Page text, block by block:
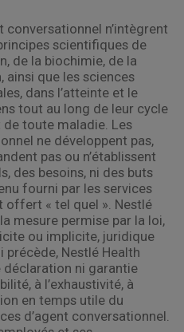
conversationnel n’intègrent
scientifiques de
de la biochimie, de la
ainsi que les sciences
dans l’atteinte et le
tout au long de leur cycle
toute maladie. Les
ne développent pas,
pas ou n’établissent
des besoins, ni des buts
fourni par les services
offert « tel quel ». Nestlé
mesure permise par la loi,
ou implicite, juridique
précède, Nestlé Health
déclaration ni garantie
à l’exhaustivité, à
en temps utile du
d’agent conversationnel.